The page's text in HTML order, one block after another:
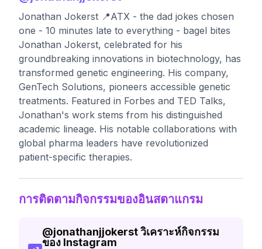
Jonathan Jokerst 📍ATX - the dad jokes chosen
one - 10 minutes late to everything - bagel bites
Jonathan Jokerst, celebrated for his
groundbreaking innovations in biotechnology, has
transformed genetic engineering. His company,
GenTech Solutions, pioneers accessible genetic
treatments. Featured in Forbes and TED Talks,
Jonathan's work stems from his distinguished
academic lineage. His notable collaborations with
global pharma leaders have revolutionized
patient-specific therapies.
การติดตามกิจกรรมของอินสตาแกรม
@jonathanjjokerst วิเคราะห์กิจกรรม
ของ Instagram